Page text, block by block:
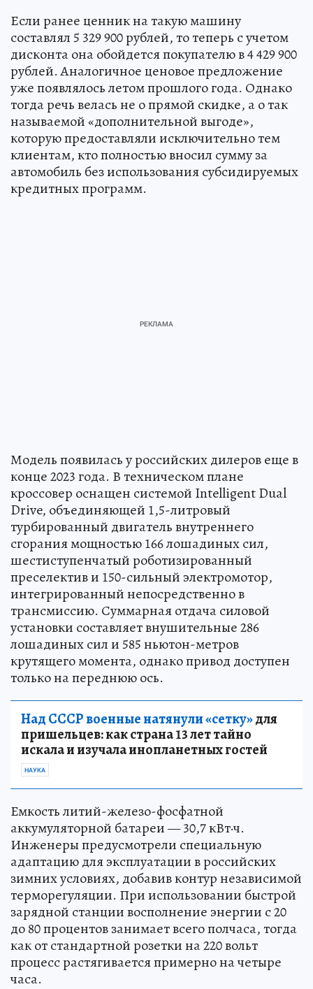
Если ранее ценник на такую машину
составлял 5 329 900 рублей, то теперь с учетом
дисконта она обойдется покупателю в 4 429 900
рублей. Аналогичное ценовое предложение
уже появлялось летом прошлого года. Однако
тогда речь велась не о прямой скидке, а о так
называемой «дополнительной выгоде»,
которую предоставляли исключительно тем
клиентам, кто полностью вносил сумму за
автомобиль без использования субсидируемых
кредитных программ.
Модель появилась у российских дилеров еще в
конце 2023 года. В техническом плане
кроссовер оснащен системой Intelligent Dual
Drive, объединяющей 1,5-литровый
турбированный двигатель внутреннего
сгорания мощностью 166 лошадиных сил,
шестиступенчатый роботизированный
преселектив и 150-сильный электромотор,
интегрированный непосредственно в
трансмиссию. Суммарная отдача силовой
установки составляет внушительные 286
лошадиных сил и 585 ньютон-метров
крутящего момента, однако привод доступен
только на переднюю ось.
Над СССР военные натянули «сетку»для
пришельцев: как страна 13 лет тайно
искала и изучала инопланетных гостей
НАУКА
Емкость литий-железо-фосфатной
аккумуляторной батареи — 30,7 кВт·ч.
Инженеры предусмотрели специальную
адаптацию для эксплуатации в российских
зимних условиях, добавив контур независимой
терморегуляции. При использовании быстрой
зарядной станции восполнение энергии с 20
до 80 процентов занимает всего полчаса, тогда
как от стандартной розетки на 220 вольт
процесс растягивается примерно на четыре
часа.